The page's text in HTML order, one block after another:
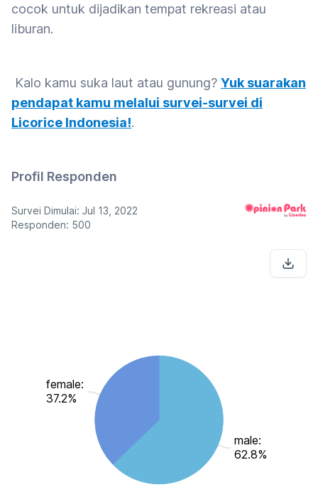
cocok untuk dijadikan tempat rekreasi atau
liburan.
Kalo kamu suka laut atau gunung? Yuk suarakan
pendapat kamu melalui survei-survei di
Licorice Indonesia!.
Profil Responden
Survei Dimulai: Jul 13, 2022
Responden: 500
male:
62.8%
female:
37.2%